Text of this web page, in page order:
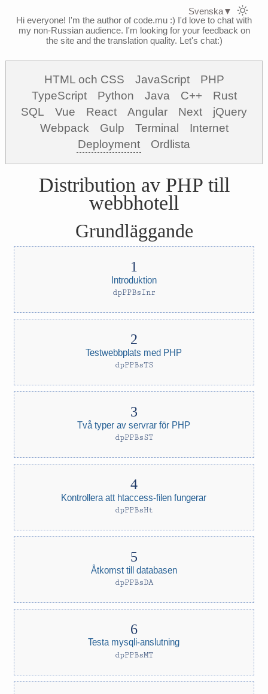
Hi everyone! I'm the author of code.mu :) I'd love to chat with
my non-Russian audience. I'm looking for your feedback on
the site and the translation quality. Let's chat:)
HTML och CSS JavaScript
PHP
TypeScript
Python Java C++
Rust
SQL
Vue React Angular Next
jQuery
Webpack
Gulp Terminal
Internet
Deployment
Ordlista
Distribution av PHP till
webbhotell
Grundläggande
Introduktion
dpPPBsInr
Testwebbplats med PHP
dpPPBsTS
Två typer av servrar för PHP
dpPPBsST
Kontrollera att htaccess-filen fungerar
dpPPBsHt
Åtkomst till databasen
dpPPBsDA
Testa mysqli-anslutning
dpPPBsMT
Svenska▼